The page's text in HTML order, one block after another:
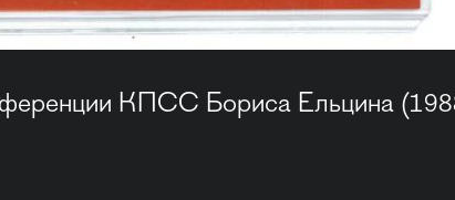
КПСС Бориса Ельцина